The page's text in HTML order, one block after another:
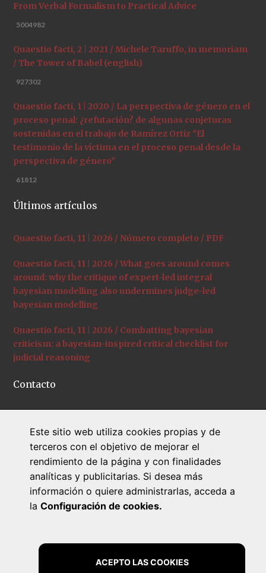
From Verbal Formalism to Practical Advice
5004982
Quaestio facti, 2 | 2021 / Michele Taruffo, in memoriam
/ The Tower of Babel (english)
927302
Quaestio facti, 1 | 2020 / La perspectiva de género en el
proceso penal: ¿refutación? de algunas conjeturas
sostenidas en el trabajo de Ramírez Ortiz "El
testimonio de la víctima en el proceso penal desde la
perspectiva de género"
61812
Últimos artículos
Quaestio facti, 11 | 2026 / Número completo / PDF
Quaestio facti, 11 | 2026 / What goes around comes
around: why the critique of expert-led integral
bayesian modelling also undermines judge-led
bayesian modelling
Quaestio facti, 11 | 2026 / Combatting bayesian
criticism: a bayesian-inspired critical checklist for
judicial reasoning
Contacto
+34 972 41 95 34
quaestiofacti@udg.edu
www.quaestiofacti.com
© 2026 Todos los derechos reservados |
Este sitio web utiliza cookies propias y de
terceros con el objetivo de mejorar el
rendimiento de la página y con finalidades
analíticas y publicitarias. Si desea más
información o quiere administrarlas, acceda a
la Configuración de cookies.
ACEPTO LAS COOKIES